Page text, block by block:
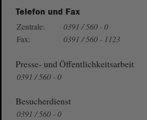
Telefon und Fax
Zentrale:
0391 / 560 - 0
Fax:
0391 / 560 - 1123
Presse- und Öffentlichkeitsarbeit
0391 / 560 - 0
Besucherdienst
0391 / 560 - 0